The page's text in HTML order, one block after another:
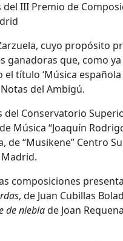
, cuyo propósito
ganadoras que, como
título ‘Música
del Ambigú.
del Conservatorio
Música “Joaquín
, de“Musikene” Centro
composiciones
, de Juan Cubillas
de nieblade Joan